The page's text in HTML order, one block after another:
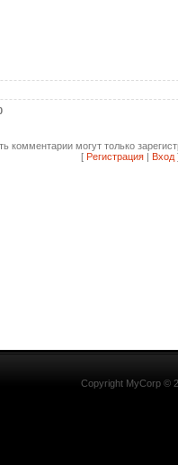
комментарии могут только
[ Регистрация Вход
Copyright MyCorp ©